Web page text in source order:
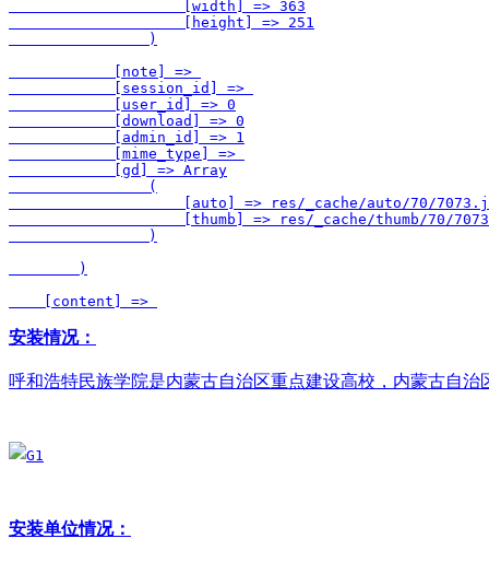
                    [width] => 363
                    [height] => 251
                )
            [note] =>
            [session_id] =>
            [user_id] => 0
            [download] => 0
            [admin_id] => 1
            [mime_type] =>
            [gd] => Array
                (
[auto] => res/_cache/auto/70/
[thumb] => res/_cache/thumb/70/
                )
        )
    [content] =>
安装情况：
呼和浩特民族学院是内蒙古自治区重点建设高校，内蒙古自
安装单位情况：